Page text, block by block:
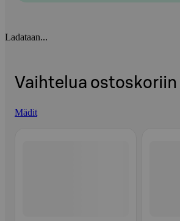
Ladataan...
Vaihtelua ostoskoriin
Mädit